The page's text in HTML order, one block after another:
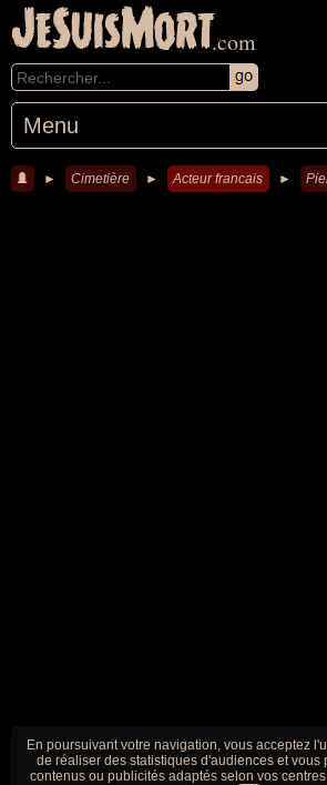
JeSuisMort.com
Menu
► Cimetière ► Acteur francais ►
En poursuivant votre navigation, vous acceptez
de réaliser des statistiques d'audiences et vous
contenus ou publicités adaptés selon vos